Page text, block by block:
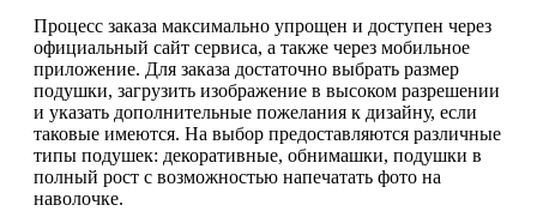
Процесс заказа максимально упрощен и доступен через
официальный сайт сервиса, а также через мобильное
приложение. Для заказа достаточно выбрать размер
подушки, загрузить изображение в высоком разрешении
и указать дополнительные пожелания к дизайну, если
таковые имеются. На выбор предоставляются различные
типы подушек: декоративные, обнимашки, подушки в
полный рост с возможностью напечатать фото на
наволочке.